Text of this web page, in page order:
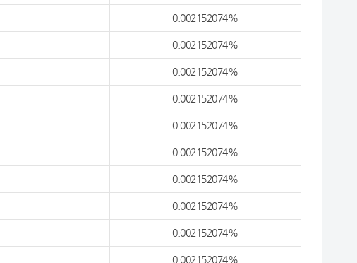
0.002152074%
0.002152074%
0.002152074%
0.002152074%
0.002152074%
0.002152074%
0.002152074%
0.002152074%
0.002152074%
0.002152074%